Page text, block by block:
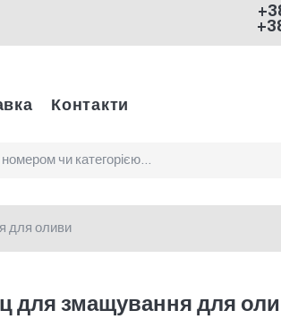
Контакти
для оливи
для змащування для